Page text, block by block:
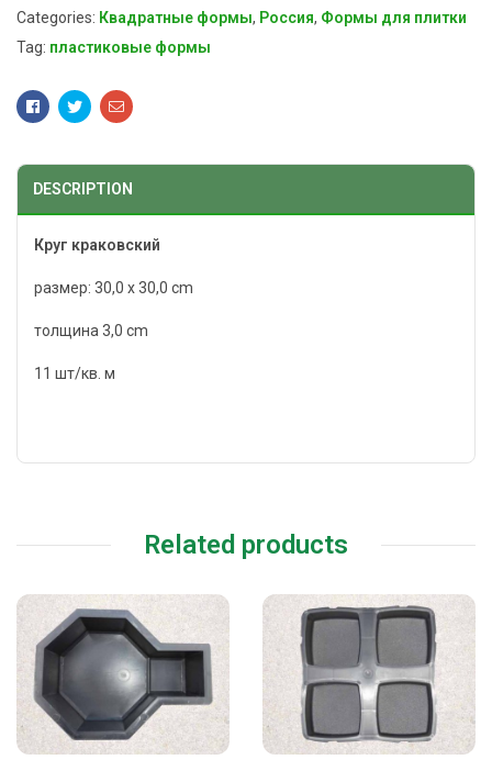
Categories: Квадратные формы, Россия, Формы для плитки
Tag: пластиковые формы
FacebookTwitterEmail
DESCRIPTION
Круг краковский
размер: 30,0 x 30,0 cm
толщина 3,0 cm
11 шт/кв. м
Related products